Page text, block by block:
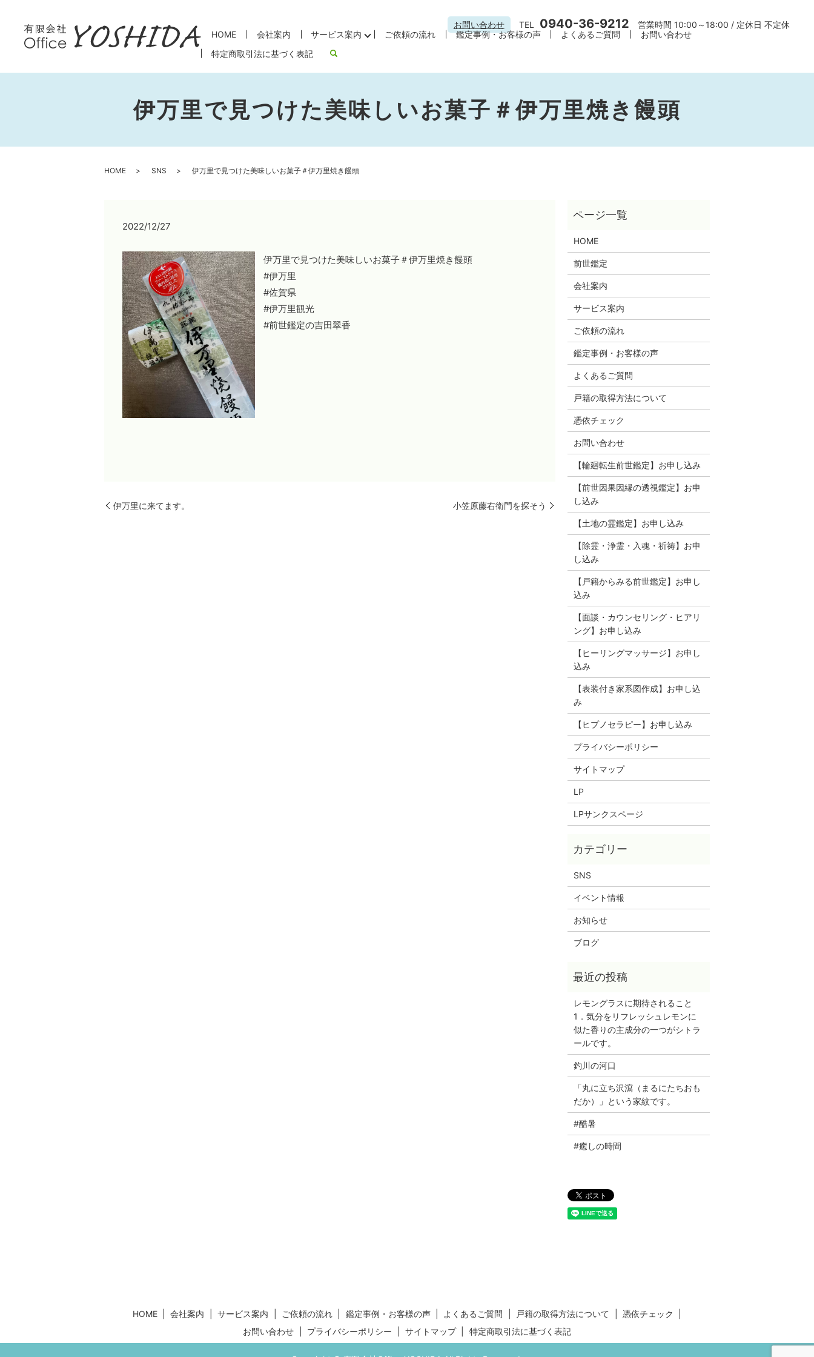
お問い合わせ TEL 0940-36-9212
営業時間 10:00～18:00 / 定休日 不定休
HOME
会社案内 サービス案内 ご依頼の流れ 鑑定事例・お客様の声 よくあるご質問
お問い合わせ
特定商取引法に基づく表記
伊万里で見つけた美味しいお菓子＃伊万里焼き饅頭
HOME SNS 伊万里で見つけた美味しいお菓子＃伊万里焼き饅頭
2022/12/27
伊万里で見つけた美味しいお菓子＃伊万里焼き饅頭
#伊万里
#佐賀県
#伊万里観光
#前世鑑定の吉田翠香
伊万里に来てます。 小笠原藤右衛門を探そう
HOME
前世鑑定
会社案内
サービス案内
ご依頼の流れ
鑑定事例・お客様の声
よくあるご質問
戸籍の取得方法について
憑依チェック
お問い合わせ
【輪廻転生前世鑑定】お申し込み
【前世因果因縁の透視鑑定】お申
し込み
【土地の霊鑑定】お申し込み
【除霊・浄霊・入魂・祈祷】お申
し込み
【戸籍からみる前世鑑定】お申し
込み
【面談・カウンセリング・ヒアリ
ング】お申し込み
【ヒーリングマッサージ】お申し
込み
【表装付き家系図作成】お申し込
み
【ヒプノセラピー】お申し込み
プライバシーポリシー
サイトマップ
LP
LPサンクスページ
SNS
イベント情報
お知らせ
ブログ
レモングラスに期待されること
1．気分をリフレッシュレモンに
似た香りの主成分の一つがシトラ
ールです。
釣川の河口
「丸に立ち沢瀉（まるにたちおも
だか）」という家紋です。
#酷暑
#癒しの時間
HOME 会社案内 サービス案内 ご依頼の流れ 鑑定事例・お客様の声 よくあるご質問 戸籍の取得方法について
憑依チェック
お問い合わせ
プライバシーポリシー サイトマップ 特定商取引法に基づく表記